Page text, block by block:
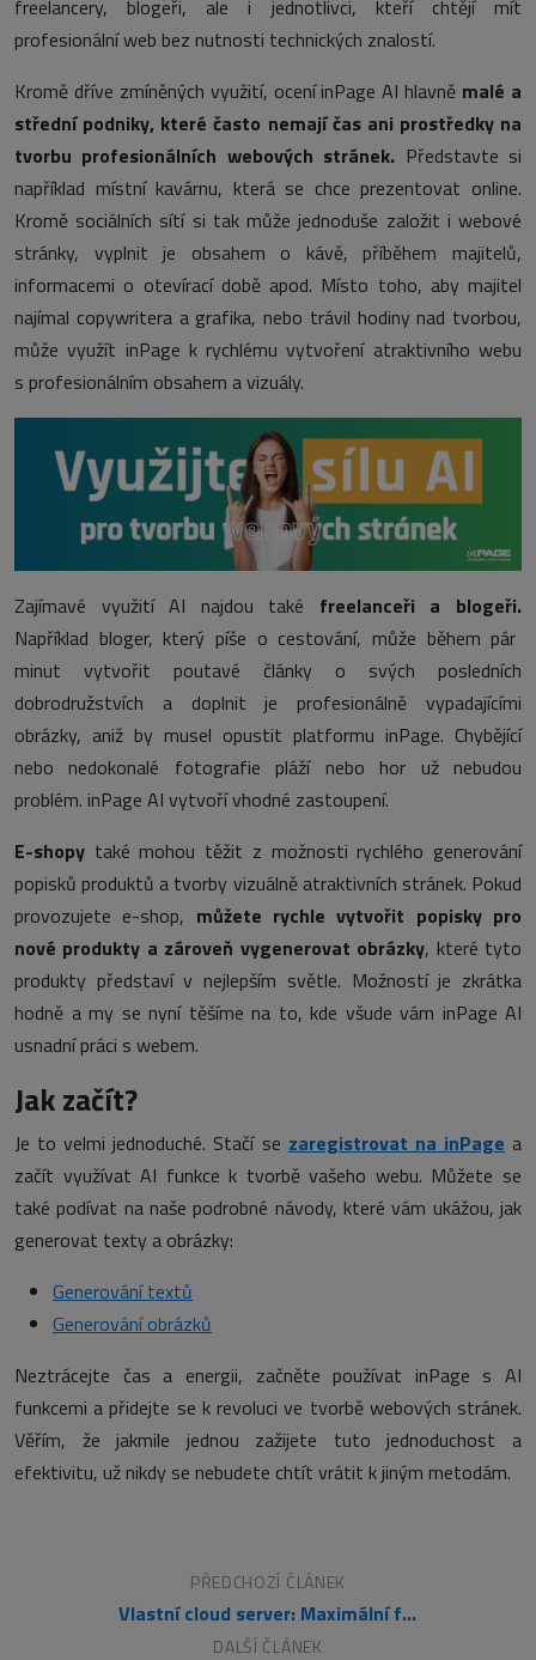
freelancery, blogeři, ale i jednotlivci, kteří chtějí mít
profesionální web bez nutnosti technických znalostí.
Kromě dříve zmíněných využití, ocení inPage AI hlavně malé a
střední podniky, které často nemají čas ani prostředky na
tvorbu profesionálních webových stránek. Představte si
například místní kavárnu, která se chce prezentovat online.
Kromě sociálních sítí si tak může jednoduše založit i webové
stránky, vyplnit je obsahem o kávě, příběhem majitelů,
informacemi o otevírací době apod. Místo toho, aby majitel
najímal copywritera a grafika, nebo trávil hodiny nad tvorbou,
může využít inPage k rychlému vytvoření atraktivního webu
s profesionálním obsahem a vizuály.
Zajímavé využití AI najdou také freelanceři a blogeři.
Například bloger, který píše o cestování, může během pár
minut vytvořit poutavé články o svých posledních
dobrodružstvích a doplnit je profesionálně vypadajícími
obrázky, aniž by musel opustit platformu inPage. Chybějící
nebo nedokonalé fotografie pláží nebo hor už nebudou
problém. inPage AI vytvoří vhodné zastoupení.
E-shopy také mohou těžit z možnosti rychlého generování
popisků produktů a tvorby vizuálně atraktivních stránek. Pokud
provozujete e-shop, můžete rychle vytvořit popisky pro
nové produkty a zároveň vygenerovat obrázky, které tyto
produkty představí v nejlepším světle. Možností je zkrátka
hodně a my se nyní těšíme na to, kde všude vám inPage AI
usnadní práci s webem.
Jak začít?
Je to velmi jednoduché. Stačí se zaregistrovat na inPage a
začít využívat AI funkce k tvorbě vašeho webu. Můžete se
také podívat na naše podrobné návody, které vám ukážou, jak
generovat texty a obrázky:
Generování textů
Generování obrázků
Neztrácejte čas a energii, začněte používat inPage s AI
funkcemi a přidejte se k revoluci ve tvorbě webových stránek.
Věřím, že jakmile jednou zažijete tuto jednoduchost a
efektivitu, už nikdy se nebudete chtít vrátit k jiným metodám.
PŘEDCHOZÍ ČLÁNEK
Vlastní cloud server: Maximální flexibilita a efektivita pro digitální nomády
DALŠÍ ČLÁNEK